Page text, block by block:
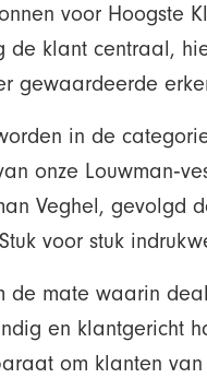
voor Hoogste
de klant centraal,
gewaardeerde
in de
onze
Veghel, gevolgd
voor stuk
de mate waarin
en klantgericht
om klanten van